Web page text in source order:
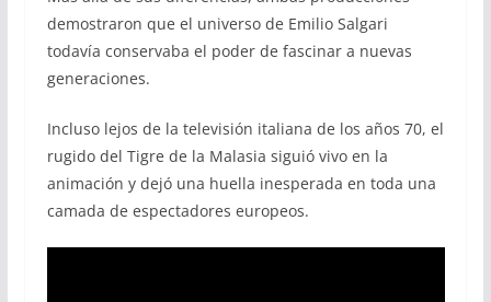
demostraron que el universo de Emilio Salgari
todavía conservaba el poder de fascinar a nuevas
generaciones.
Incluso lejos de la televisión italiana de los años 70, el
rugido del Tigre de la Malasia siguió vivo en la
animación y dejó una huella inesperada en toda una
camada de espectadores europeos.